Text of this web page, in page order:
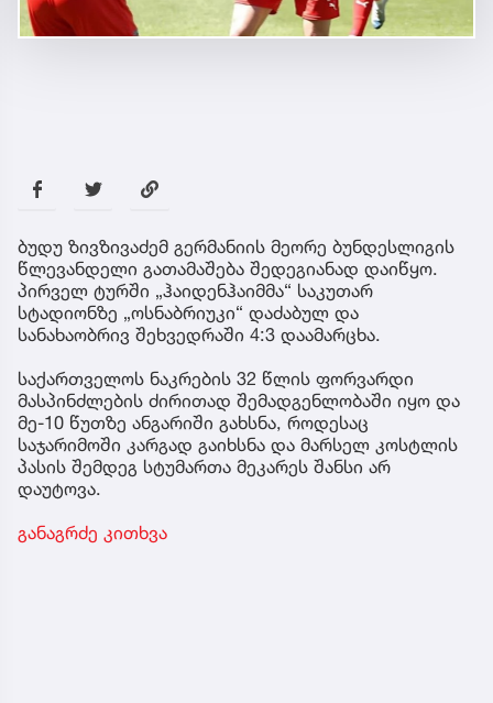
ბუდუ ზივზივაძემ გერმანიის მეორე ბუნდესლიგის
წლევანდელი გათამაშება შედეგიანად დაიწყო.
პირველ ტურში „ჰაიდენჰაიმმა“ საკუთარ
სტადიონზე „ოსნაბრიუკი“ დაძაბულ და
სანახაობრივ შეხვედრაში 4:3 დაამარცხა.
საქართველოს ნაკრების 32 წლის ფორვარდი
მასპინძლების ძირითად შემადგენლობაში იყო და
მე-10 წუთზე ანგარიში გახსნა, როდესაც
საჯარიმოში კარგად გაიხსნა და მარსელ კოსტლის
პასის შემდეგ სტუმართა მეკარეს შანსი არ
დაუტოვა.
განაგრძე კითხვა